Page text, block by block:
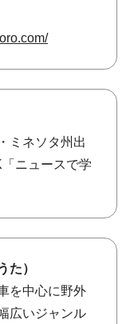
ミネソタ州出
ニュースで学
た）
を中心に野外
広いジャンル